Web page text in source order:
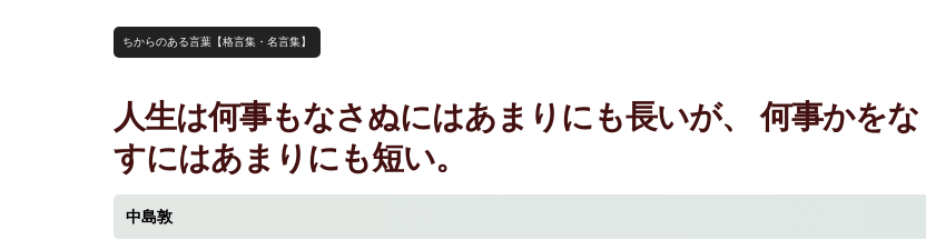
ちからのある言葉【格言集・名言集】
人生は何事もなさぬにはあまりにも長いが、 何事かをな
すにはあまりにも短い。
中島敦